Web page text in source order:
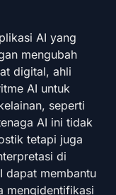
AI yang
mengubah
digital, ahli
AI untuk
seperti
AI ini tidak
tetapi juga
di
dapat membantu
mengidentifikasi